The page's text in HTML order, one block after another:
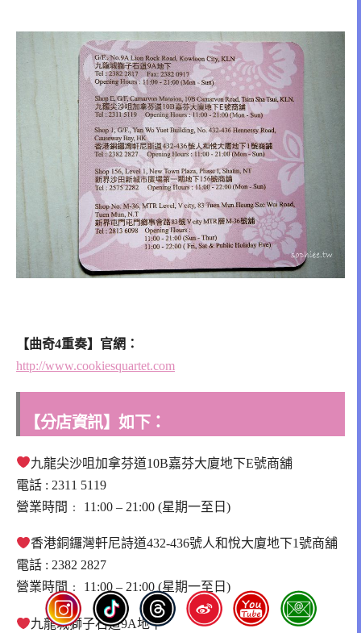
【曲奇4重奏】官網：
http://www.cookiesquartet.com
【分店資訊】如下：
九龍尖沙咀加拿芬道10B嘉芬大廈地下E號商舖
電話 : 2311 5119
營業時間﹕ 11:00 – 21:00 (星期一至日)
香港銅鑼灣軒尼詩道432-436號人和悅大廈地下1號商舖
電話 : 2382 2827
營業時間﹕ 11:00 – 21:00 (星期一至日)
九龍城獅子石道9A地下